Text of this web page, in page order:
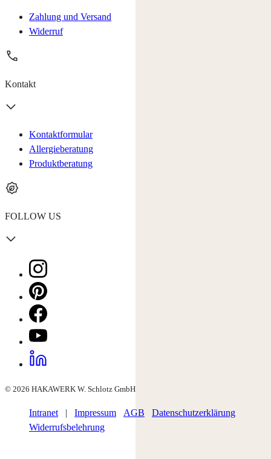
Zahlung und Versand
Widerruf
Kontakt
Kontaktformular
Allergieberatung
Produktberatung
FOLLOW US
© 2026 HAKAWERK W. Schlotz GmbH
Intranet | Impressum AGB
Datenschutzerklärung
Widerrufsbelehrung